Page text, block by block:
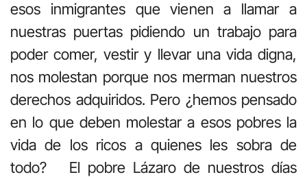
esos inmigrantes que vienen a llamar a
nuestras puertas pidiendo un trabajo para
poder comer, vestir y llevar una vida digna,
nos molestan porque nos merman nuestros
derechos adquiridos. Pero ¿hemos pensado
en lo que deben molestar a esos pobres la
vida de los ricos a quienes les sobra de
todo? El pobre Lázaro de nuestros días